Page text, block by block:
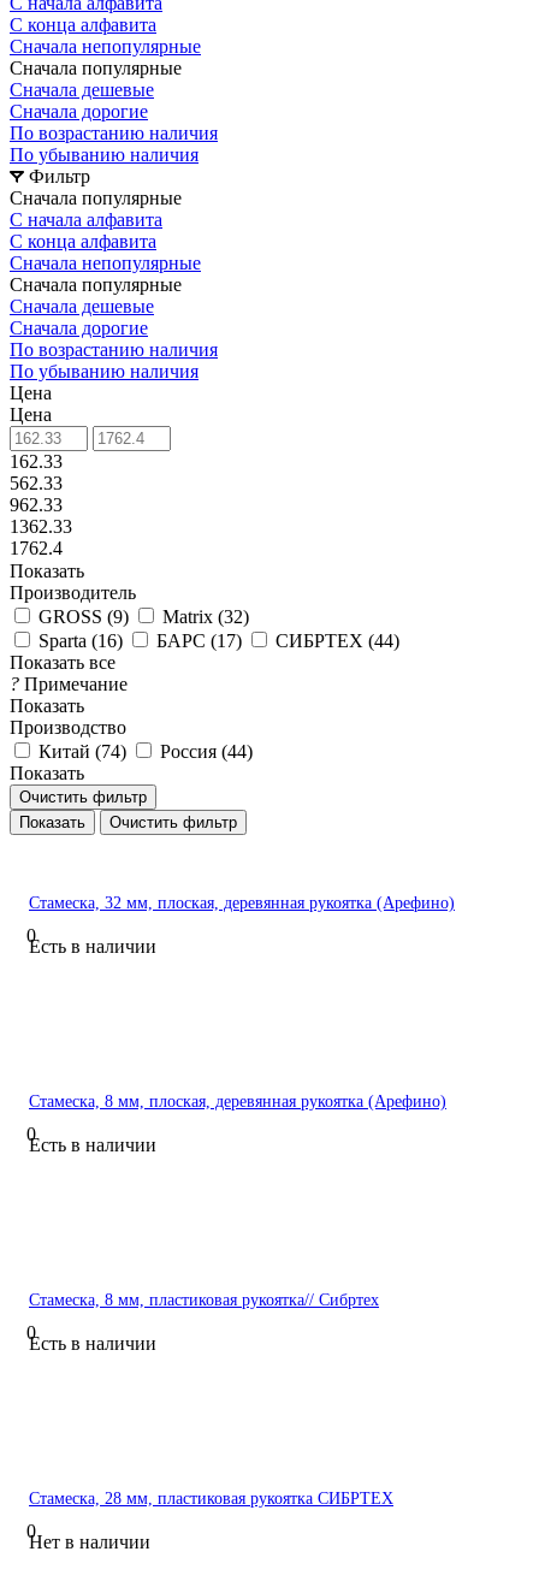
С конца алфавита
Сначала непопулярные
Сначала популярные
Сначала дешевые
Сначала дорогие
По возрастанию наличия
По убыванию наличия
Фильтр
Сначала популярные
С начала алфавита
С конца алфавита
Сначала непопулярные
Сначала популярные
Сначала дешевые
Сначала дорогие
По возрастанию наличия
По убыванию наличия
Цена
Цена
162.33
562.33
962.33
1362.33
1762.4
Показать
Производитель
GROSS (9) Matrix (32)
Sparta (16) БАРС (17) СИБРТЕХ (44)
Показать все
? Примечание
Показать
Производство
Китай (74) Россия (44)
Показать
Очистить фильтр
Очистить фильтр
Стамеска, 32 мм, плоская, деревянная рукоятка (Арефино)
0
Есть в наличии
Стамеска, 8 мм, плоская, деревянная рукоятка (Арефино)
0
Есть в наличии
Стамеска, 8 мм, пластиковая рукоятка// Сибртех
0
Есть в наличии
Стамеска, 28 мм, пластиковая рукоятка СИБРТЕХ
0
Нет в наличии